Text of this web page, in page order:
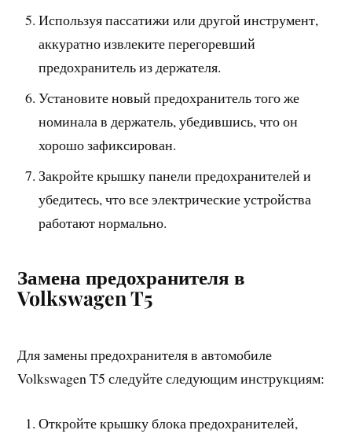
Используя пассатижи или другой инструмент,
аккуратно извлеките перегоревший
предохранитель из держателя.
Установите новый предохранитель того же
номинала в держатель, убедившись, что он
хорошо зафиксирован.
Закройте крышку панели предохранителей и
убедитесь, что все электрические устройства
работают нормально.
Замена предохранителя в
Volkswagen T5
Для замены предохранителя в автомобиле
Volkswagen T5 следуйте следующим инструкциям:
Откройте крышку блока предохранителей,